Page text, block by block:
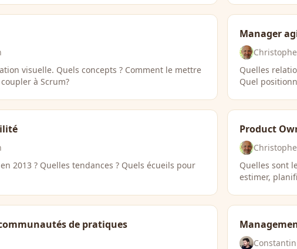
visuelle. Quels concepts ? Comment le mettre
à Scrum?
Manager
Quelles
Quel
2013 ? Quelles tendances ? Quels écueils pour
Product
Quelles sont
estimer,
de pratiques